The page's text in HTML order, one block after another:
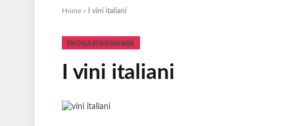
Home » I vini italiani
ENOGASTRONOMIA
I vini italiani